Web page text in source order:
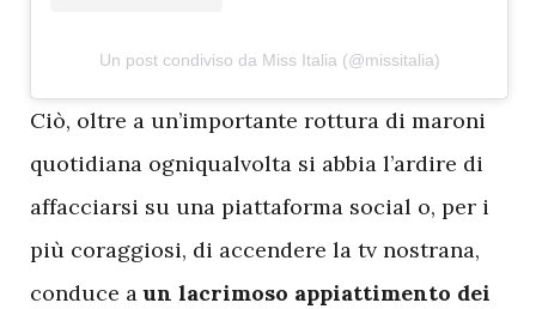
Un post condiviso da Miss Italia (@missitalia)
Ciò, oltre a un’importante rottura di maroni
quotidiana ogniqualvolta si abbia l’ardire di
affacciarsi su una piattaforma social o, per i
più coraggiosi, di accendere la tv nostrana,
conduce aun lacrimoso appiattimento dei